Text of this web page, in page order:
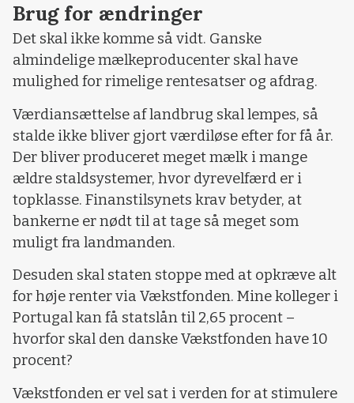
Brug for ændringer
Det skal ikke komme så vidt. Ganske
almindelige mælkeproducenter skal have
mulighed for rimelige rentesatser og afdrag.
Værdiansættelse af landbrug skal lempes, så
stalde ikke bliver gjort værdiløse efter for få år.
Der bliver produceret meget mælk i mange
ældre staldsystemer, hvor dyrevelfærd er i
topklasse. Finanstilsynets krav betyder, at
bankerne er nødt til at tage så meget som
muligt fra landmanden.
Desuden skal staten stoppe med at opkræve alt
for høje renter via Vækstfonden. Mine kolleger i
Portugal kan få statslån til 2,65 procent –
hvorfor skal den danske Vækstfonden have 10
procent?
Vækstfonden er vel sat i verden for at stimulere